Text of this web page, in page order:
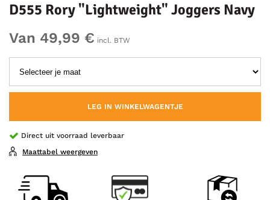
D555 Rory "Lightweight" Joggers Navy
Van 49,99 € incl. BTW
LEG IN WINKELWAGENTJE
Direct uit voorraad leverbaar
Maattabel weergeven